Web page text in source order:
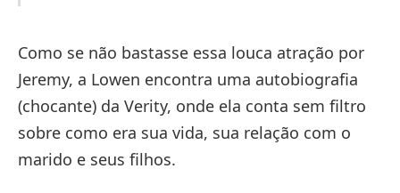
Como se não bastasse essa louca atração por
Jeremy, a Lowen encontra uma autobiografia
(chocante) da Verity, onde ela conta sem filtro
sobre como era sua vida, sua relação com o
marido e seus filhos.